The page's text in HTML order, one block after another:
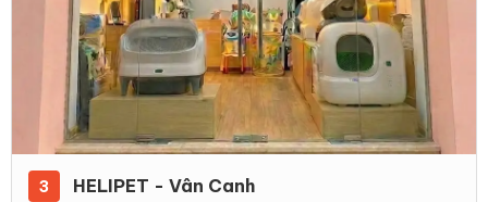
3 HELIPET - Vân Canh